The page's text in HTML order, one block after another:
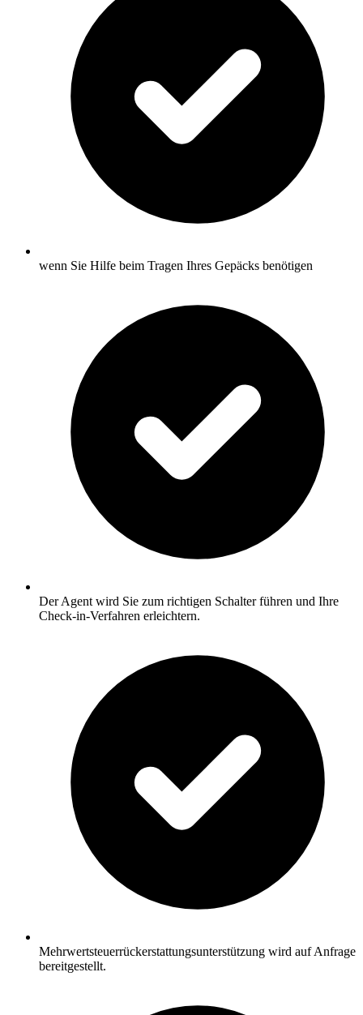
wenn Sie Hilfe beim Tragen Ihres Gepäcks benötigen
Der Agent wird Sie zum richtigen Schalter führen und Ihre
Check-in-Verfahren erleichtern.
Mehrwertsteuerrückerstattungsunterstützung wird auf Anfrage
bereitgestellt.